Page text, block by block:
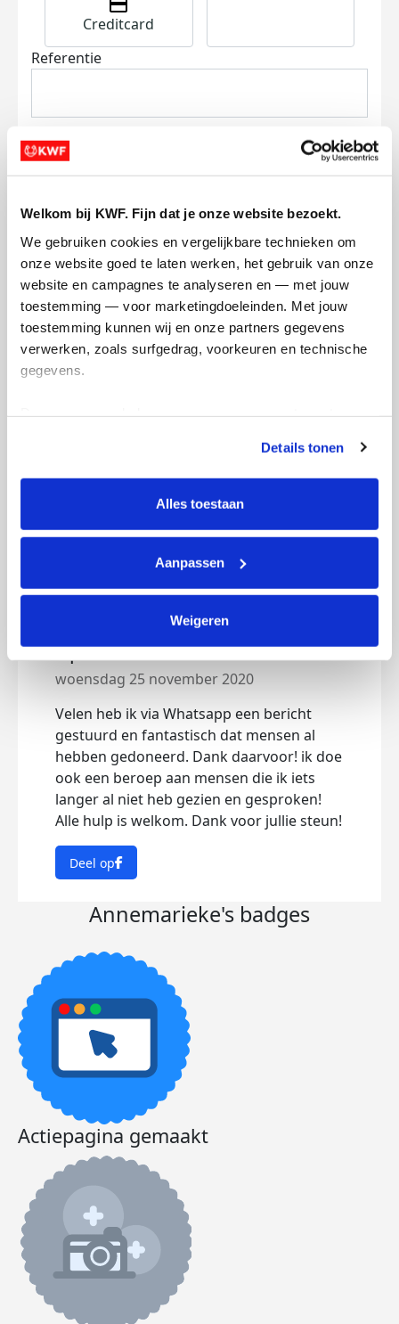
Welkom bij KWF. Fijn dat je onze website bezoekt.
We gebruiken cookies en vergelijkbare technieken om
onze website goed te laten werken, het gebruik van onze
website en campagnes te analyseren en — met jouw
toestemming — voor marketingdoeleinden. Met jouw
toestemming kunnen wij en onze partners gegevens
verwerken, zoals surfgedrag, voorkeuren en technische
gegevens.
tonen. Je kunt je toestemming op elk moment wijzigen of
intrekken via Cookie instellingen onderaan de pagina. De
lijst met cookies is te vinden in het tabblad “details”.
Details tonen
Alles toestaan
Aanpassen
Weigeren
Creditcard
Referentie
Ik wil bijdragen aan de transactiekosten
en betaal €0.75 extra.
Doneer nu
€764 €40.000
Mijn updates
Update 18:00
woensdag 25 november 2020
Velen heb ik via Whatsapp een bericht
gestuurd en fantastisch dat mensen al
hebben gedoneerd. Dank daarvoor! ik doe
ook een beroep aan mensen die ik iets
langer al niet heb gezien en gesproken!
Alle hulp is welkom. Dank voor jullie steun!
Deel op
Annemarieke's badges
Actiepagina gemaakt